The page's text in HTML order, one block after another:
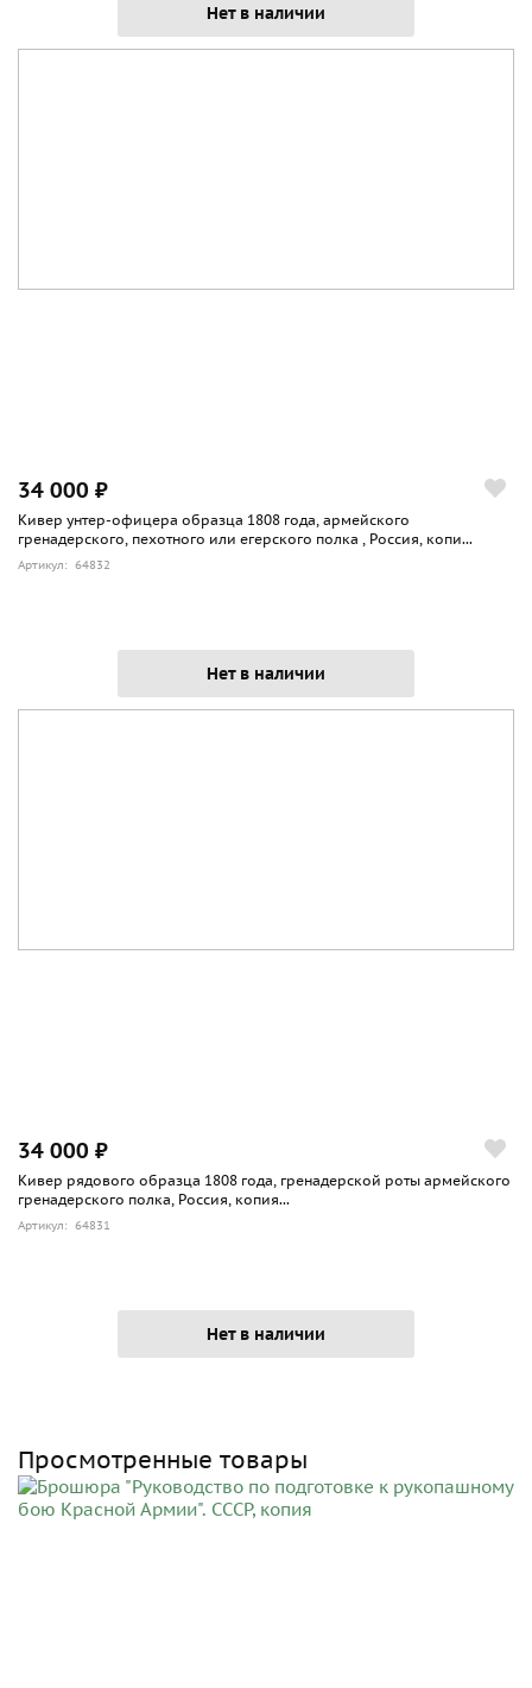
Нет в наличии
34 000 ₽
Кивер унтер-офицера образца 1808 года, армейского
гренадерского, пехотного или егерского полка , Россия, копи...
Артикул: 64832
Нет в наличии
34 000 ₽
Кивер рядового образца 1808 года, гренадерской роты армейского
гренадерского полка, Россия, копия...
Артикул: 64831
Нет в наличии
Просмотренные товары